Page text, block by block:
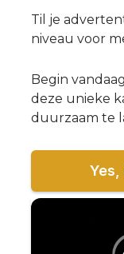
Til je
niveau voor
Begin
deze unieke
duurzaam te